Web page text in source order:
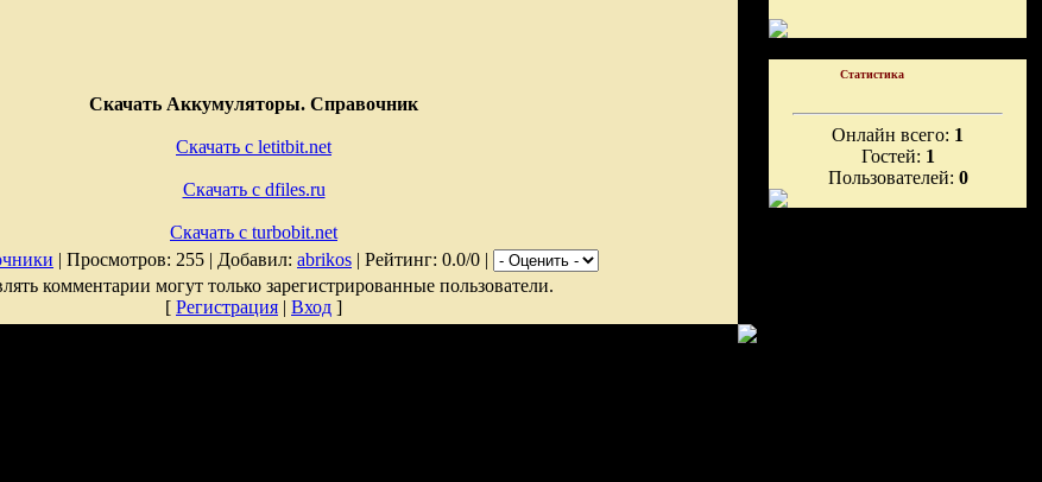
Скачать Аккумуляторы. Справочник
Скачать с letitbit.net
Скачать с dfiles.ru
Скачать с turbobit.net
| Просмотров: 255 | Добавил: abrikos | Рейтинг: 0.0/0 |
комментарии могут только зарегистрированные пользователи.
[ Регистрация | Вход ]
Статистика
Онлайн всего: 1
Гостей: 1
Пользователей: 0